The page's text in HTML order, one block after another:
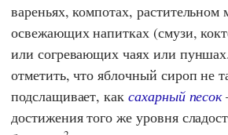
вареньях, компотах, растительном
освежающих напитках (смузи,
или согревающих чаях или
отметить, что яблочный сироп не
подслащивает, каксахарный песок
достижения того же уровня